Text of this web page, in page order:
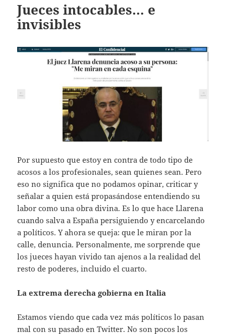
Jueces intocables… e
invisibles
Por supuesto que estoy en contra de todo tipo de
acosos a los profesionales, sean quienes sean. Pero
eso no significa que no podamos opinar, criticar y
señalar a quien está propasándose entendiendo su
labor como una obra divina. Es lo que hace Llarena
cuando salva a España persiguiendo y encarcelando
a políticos. Y ahora se queja: que le miran por la
calle, denuncia. Personalmente, me sorprende que
los jueces hayan vivido tan ajenos a la realidad del
resto de poderes, incluido el cuarto.
La extrema derecha gobierna en Italia
Estamos viendo que cada vez más políticos lo pasan
mal con su pasado en Twitter. No son pocos los